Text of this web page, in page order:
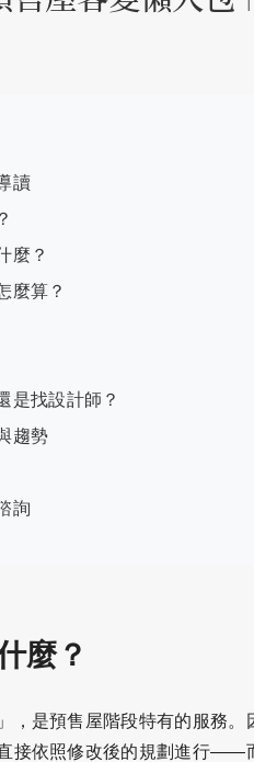
讀
麼？
麼算？
是找設計師？
趨勢
詢
麼？
，是預售屋階段特有的服務
接依照修改後的規劃進行——